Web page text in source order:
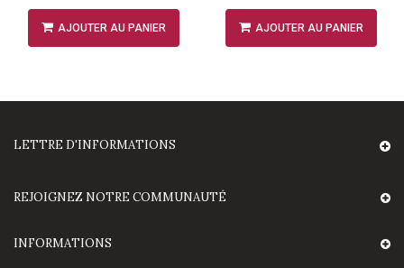
AJOUTER AU PANIER AJOUTER AU PANIER
LETTRE D'INFORMATIONS
REJOIGNEZ NOTRE COMMUNAUTÉ
INFORMATIONS